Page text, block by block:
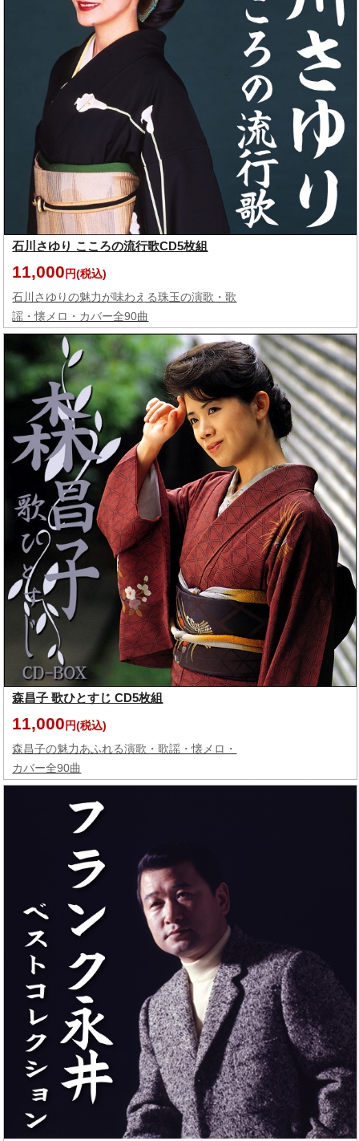
石川さゆり こころの流行歌CD5枚組
11,000円(税込)
石川さゆりの魅力が味わえる珠玉の演歌・歌
謡・懐メロ・カバー全90曲
森昌子 歌ひとすじ CD5枚組
11,000円(税込)
森昌子の魅力あふれる演歌・歌謡・懐メロ・
カバー全90曲